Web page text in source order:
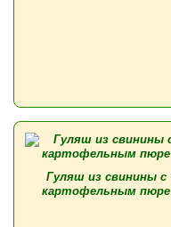
Гуляш из свинины с
картофельным пюре